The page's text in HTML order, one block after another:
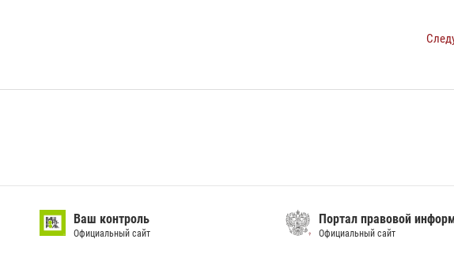
Ваш контроль
Официальный сайт
Портал правовой
Официальный сайт